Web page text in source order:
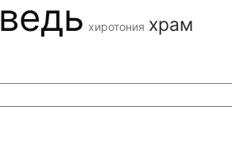
хиротония храм